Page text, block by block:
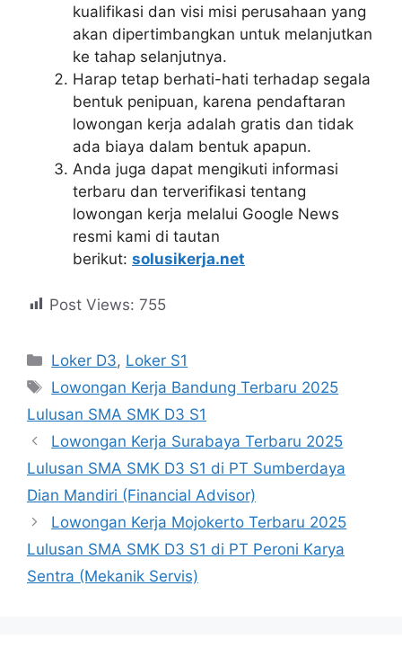
kualifikasi dan visi misi perusahaan yang
akan dipertimbangkan untuk melanjutkan
ke tahap selanjutnya.
Harap tetap berhati-hati terhadap segala
bentuk penipuan, karena pendaftaran
lowongan kerja adalah gratis dan tidak
ada biaya dalam bentuk apapun.
Anda juga dapat mengikuti informasi
terbaru dan terverifikasi tentang
lowongan kerja melalui Google News
resmi kami di tautan
berikut: solusikerja.net
Post Views: 755
Kategori
Loker D3, Loker S1
Tag
Lowongan Kerja Bandung Terbaru 2025
Lulusan SMA SMK D3 S1
Lowongan Kerja Surabaya Terbaru 2025
Lulusan SMA SMK D3 S1 di PT Sumberdaya
Dian Mandiri (Financial Advisor)
Lowongan Kerja Mojokerto Terbaru 2025
Lulusan SMA SMK D3 S1 di PT Peroni Karya
Sentra (Mekanik Servis)